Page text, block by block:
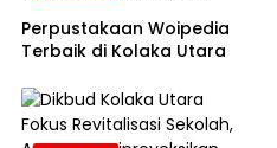
Perpustakaan Woipedia
Terbaik di Kolaka Utara